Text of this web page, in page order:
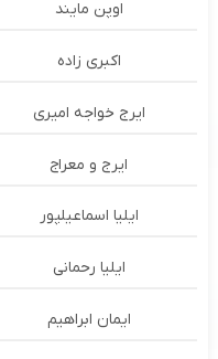
اوپن مایند
اکبری زاده
ایرج خواجه امیری
ایرج و معراج
ایلیا اسماعیلپور
ایلیا رحمانی
ایمان ابراهیم